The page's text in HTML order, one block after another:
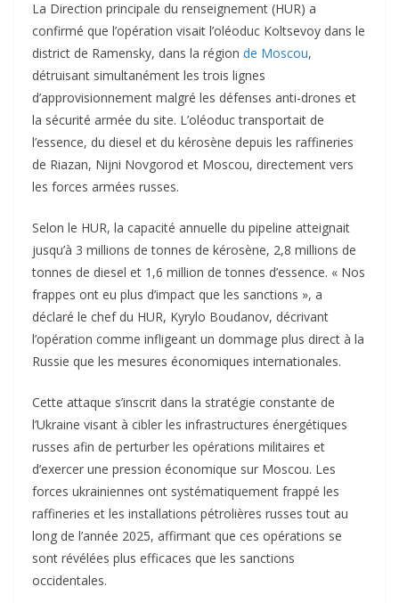
La Direction principale du renseignement (HUR) a
confirmé que l’opération visait l’oléoduc Koltsevoy dans le
district de Ramensky, dans la région de Moscou,
détruisant simultanément les trois lignes
d’approvisionnement malgré les défenses anti-drones et
la sécurité armée du site. L’oléoduc transportait de
l’essence, du diesel et du kérosène depuis les raffineries
de Riazan, Nijni Novgorod et Moscou, directement vers
les forces armées russes.
Selon le HUR, la capacité annuelle du pipeline atteignait
jusqu’à 3 millions de tonnes de kérosène, 2,8 millions de
tonnes de diesel et 1,6 million de tonnes d’essence. « Nos
frappes ont eu plus d’impact que les sanctions », a
déclaré le chef du HUR, Kyrylo Boudanov, décrivant
l’opération comme infligeant un dommage plus direct à la
Russie que les mesures économiques internationales.
Cette attaque s’inscrit dans la stratégie constante de
l’Ukraine visant à cibler les infrastructures énergétiques
russes afin de perturber les opérations militaires et
d’exercer une pression économique sur Moscou. Les
forces ukrainiennes ont systématiquement frappé les
raffineries et les installations pétrolières russes tout au
long de l’année 2025, affirmant que ces opérations se
sont révélées plus efficaces que les sanctions
occidentales.